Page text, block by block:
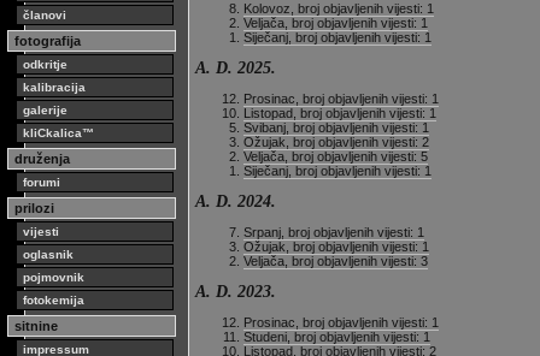
članovi
fotografija
odkritje
kalibracija
galerije
kliCkalica™
druženja
forumi
prilozi
vijesti
oglasnik
pojmovnik
fotokemija
sitnine
impressum
Kolovoz, broj objavljenih vijesti: 1
Veljača, broj objavljenih vijesti: 1
Siječanj, broj objavljenih vijesti: 1
A. D. 2025.
Prosinac, broj objavljenih vijesti: 1
Listopad, broj objavljenih vijesti: 1
Svibanj, broj objavljenih vijesti: 1
Ožujak, broj objavljenih vijesti: 2
Veljača, broj objavljenih vijesti: 5
Siječanj, broj objavljenih vijesti: 1
A. D. 2024.
Srpanj, broj objavljenih vijesti: 1
Ožujak, broj objavljenih vijesti: 1
Veljača, broj objavljenih vijesti: 3
A. D. 2023.
Prosinac, broj objavljenih vijesti: 1
Studeni, broj objavljenih vijesti: 1
Listopad, broj objavljenih vijesti: 2